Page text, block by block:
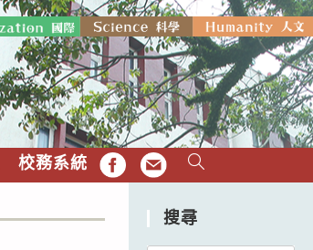
校務系統 FB EMAIL
搜尋